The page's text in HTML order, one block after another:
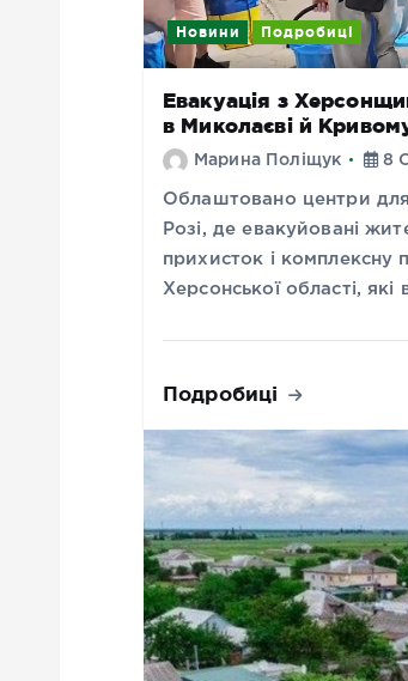
Новини Подробиці
Евакуація з
в Миколаєві й
Марина Поліщук 8
Облаштовано центри
Розі, де евакуйовані
прихисток і комплексну
Херсонської області,
Подробиці